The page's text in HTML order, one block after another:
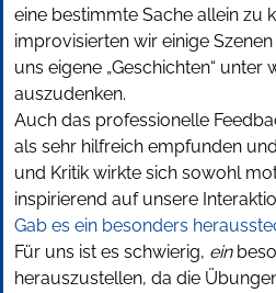
eine bestimmte Sache allein zu
improvisierten wir einige
uns eigene „Geschichten“ unter
auszudenken.
Auch das professionelle
als sehr hilfreich empfunden
und Kritik wirkte sich sowohl
inspirierend auf unsere
Gab es ein besonders
Für uns ist es schwierig, ein
herauszustellen, da die